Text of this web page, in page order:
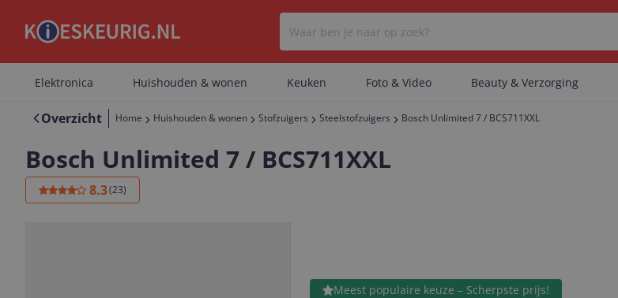
Elektronica Huishouden & wonen Keuken Foto & Video Beauty & Verzorging
Overzicht Home Huishouden & wonen Stofzuigers Steelstofzuigers Bosch Unlimited 7 / BCS711XXL
Bosch Unlimited 7 / BCS711XXL
8.3(23)
Meest populaire keuze – Scherpste prijs!
Bekijk product